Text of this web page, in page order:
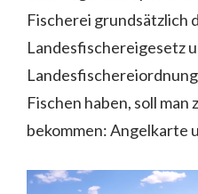
Fischerei grundsätzlich
Landesfischereigesetz
Fischen haben, soll
bekommen: Angelkarte